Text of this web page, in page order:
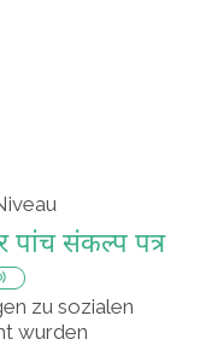
पांच संकल्प पत्र
zu sozialen
wurden